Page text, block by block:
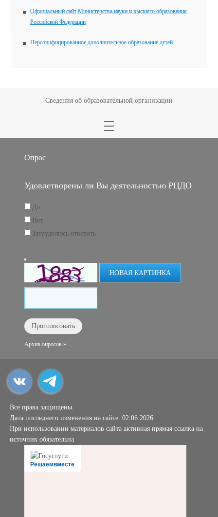
Официальный сайт Министерства науки и высшего образования
Российской Федерации
Персонифицированное дополнительное образование детей
Сведения об образовательной организации
Опрос
Удовлетворены ли Вы деятельностью РЦДО
Да
Нет
Затрудняюсь ответить
НОВАЯ КАРТИНКА
Архив опросов »
Все права защищены.
Дата последнего изменения на сайте: 02.06.2026
При использовании материалов сайта активная прямая ссылка на
источник обязательна
Решаемвместе